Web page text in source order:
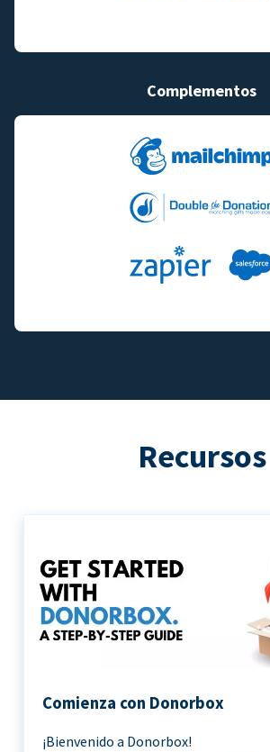
Complementos
Recursos
Comienza con Donorbox
¡Bienvenido a Donorbox!